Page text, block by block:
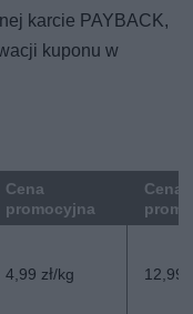
karcie PAYBACK,
kuponu w
Cena
promocyjna
Cena
4,99 zł/kg 12,99